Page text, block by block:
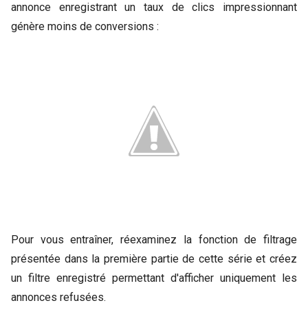
annonce enregistrant un taux de clics impressionnant
génère moins de conversions :
Pour vous entraîner, réexaminez la fonction de filtrage
présentée dans la première partie de cette série et créez
un filtre enregistré permettant d'afficher uniquement les
annonces refusées.